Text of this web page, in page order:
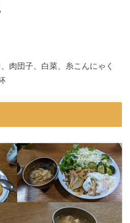
肉団子、白菜、糸こんにゃく